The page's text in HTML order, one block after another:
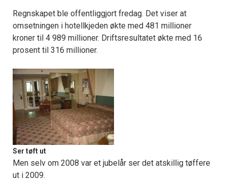
Regnskapet ble offentliggjort fredag. Det viser at
omsetningen i hotellkjeden økte med 481 millioner
kroner til 4 989 millioner. Driftsresultatet økte med 16
prosent til 316 millioner.
Ser tøft ut
Men selv om 2008 var et jubelår ser det atskillig tøffere
ut i 2009.